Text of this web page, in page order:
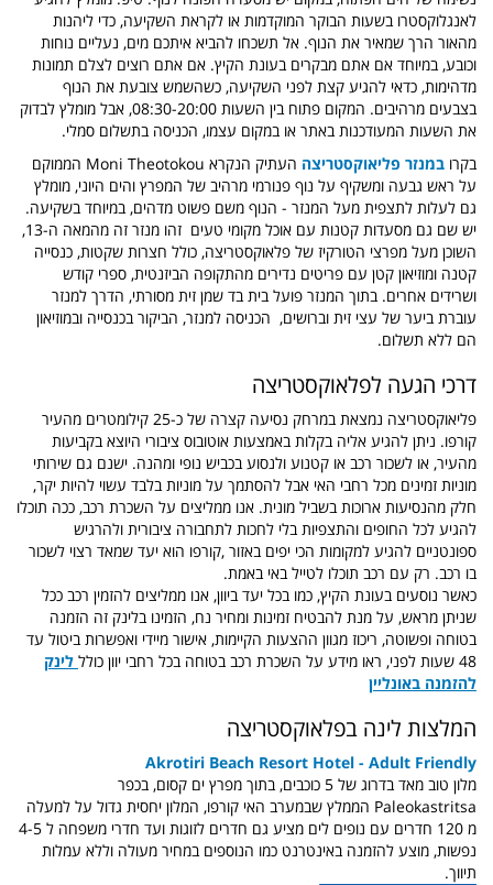
לאנגלוקסטרו בשעות הבוקר המוקדמות או לקראת השקיעה, כדי ליהנות
מהאור הרך שמאיר את הנוף. אל תשכחו להביא איתכם מים, נעליים נוחות
וכובע, במיוחד אם אתם מבקרים בעונת הקיץ. אם אתם רוצים לצלם תמונות
מדהימות, כדאי להגיע קצת לפני השקיעה, כשהשמש צובעת את הנוף
בצבעים מרהיבים. המקום
פתוח בין השעות 08:30-20:00, אבל מומלץ לבדוק
את השעות המעודכנות באתר או במקום עצמו, הכניסה בתשלום סמלי.
בקרו במנזר פליאוקסטריצה העתיק הנקרא Moni Theotokou הממוקם
על ראש גבעה ומשקיף על נוף פנורמי מרהיב של המפרץ והים היוני, מומלץ
גם לעלות לתצפית מעל המנזר - הנוף משם פשוט מדהים, במיוחד בשקיעה.
יש שם גם מסעדות קטנות עם אוכל מקומי טעים זהו מנזר זה מהמאה ה-13,
השוכן מעל מפרצי הטורקיז של פלאוקסטריצה, כולל חצרות שקטות, כנסייה
קטנה ומוזיאון קטן עם פריטים נדירים מהתקופה הביזנטית, ספרי קודש
ושרידים אחרים. בתוך המנזר פועל בית בד שמן זית מסורתי, הדרך למנזר
עוברת ביער של עצי זית וברושים, הכניסה למנזר, הביקור בכנסייה ובמוזיאון
הם ללא תשלום.
דרכי הגעה לפלאוקסטריצה
פליאוקסטריצה נמצאת במרחק נסיעה קצרה של כ-25 קילומטרים מהעיר
קורפו. ניתן להגיע אליה בקלות באמצעות אוטובוס ציבורי היוצא בקביעות
מהעיר, או לשכור רכב או קטנוע ולנסוע בכביש נופי ומהנה. ישנם גם שירותי
מוניות זמינים מכל רחבי האי אבל להסתמך על מוניות בלבד עשוי להיות יקר,
חלק מהנסיעות ארוכות בשביל מונית. אנו ממליצים על השכרת רכב, ככה תוכלו
להגיע לכל החופים והתצפיות בלי לחכות לתחבורה ציבורית ולהרגיש
ספונטניים להגיע למקומות הכי יפים באזור ,קורפו הוא יעד שמאד רצוי לשכור
בו רכב. רק עם רכב תוכלו לטייל באי באמת.
כאשר נוסעים בעונת הקיץ, כמו בכל יעד ביוון, אנו ממליצים להזמין רכב ככל
שניתן מראש, על מנת להבטיח זמינות ומחיר נח, הזמינו בלינק זה הזמנה
בטוחה ופשוטה, ריכוז מגוון ההצעות הקיימות, אישור מיידי ואפשרות ביטול עד
48 שעות לפני,
ראו מידע על השכרת רכב בטוחה בכל רחבי יוון כולל לינק
להזמנה באונליין
המלצות לינה בפלאוקסטריצה
Akrotiri Beach Resort Hotel - Adult Friendly
מלון טוב מאד בדרוג של 5 כוכבים, בתוך מפרץ ים קסום, בכפר
Paleokastritsa הממלץ שבמערב האי קורפו, המלון יחסית גדול על למעלה
מ 120 חדרים עם נופים לים מציע גם חדרים לזוגות ועד חדרי משפחה ל 4-5
נפשות, מוצע להזמנה באינטרנט כמו הנוספים במחיר מעולה וללא עמלות
תיווך.